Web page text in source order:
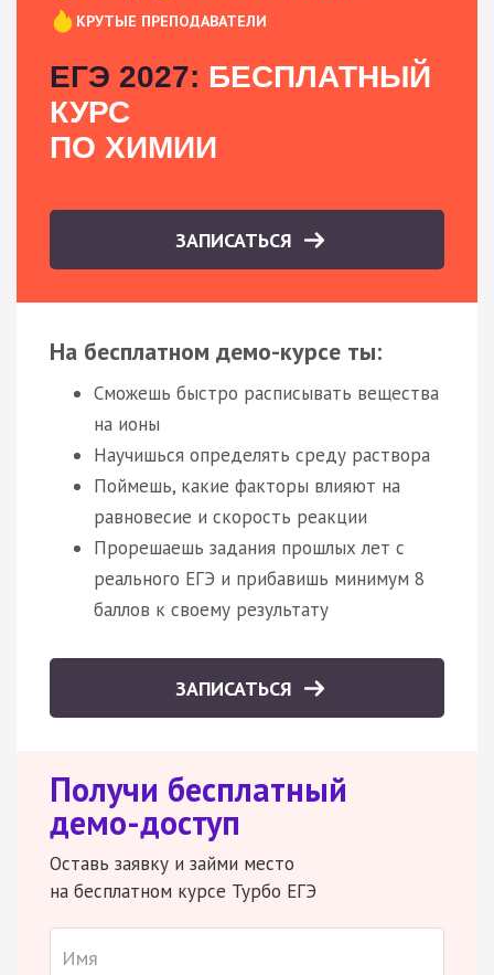
КРУТЫЕ ПРЕПОДАВАТЕЛИ
ЕГЭ 2027: БЕСПЛАТНЫЙ
КУРС
ПО ХИМИИ
ЗАПИСАТЬСЯ
На бесплатном демо-курсе ты:
Сможешь быстро расписывать вещества
на ионы
Научишься определять среду раствора
Поймешь, какие факторы влияют на
равновесие и скорость реакции
Прорешаешь задания прошлых лет с
реального ЕГЭ и прибавишь минимум 8
баллов к своему результату
ЗАПИСАТЬСЯ
Получи бесплатный
демо-доступ
Оставь заявку и займи место
на бесплатном курсе Турбо ЕГЭ